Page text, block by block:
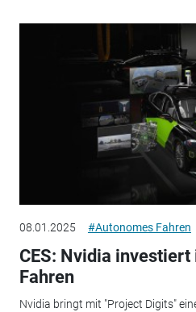
08.01.2025 #Autonomes Fahren
CES: Nvidia
Fahren
Nvidia bringt mit "Project Digits"